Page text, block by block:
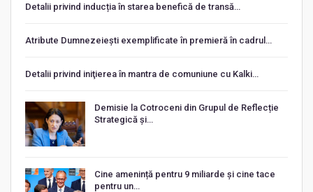
Detalii privind inducția în starea benefică de transă…
Atribute Dumnezeiești exemplificate în premieră în cadrul…
Detalii privind iniţierea în mantra de comuniune cu Kalki…
Demisie la Cotroceni din Grupul de Reflecție
Strategică și…
Cine amenință pentru 9 miliarde și cine tace
pentru un…